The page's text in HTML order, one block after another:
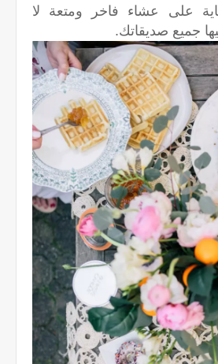
على عشاء فاخر ومتعة لا
جميع صديقاتك.